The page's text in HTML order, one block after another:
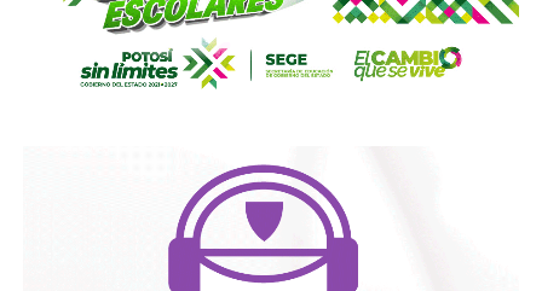
La Fiscalía General de la República informó que estos
operativos forman parte del Plan Estratégico de
Procuración de Justicia 2026-2029
, cuyo objetivo es
Según la institución, el desmantelamiento de estos
centros clandestinos representa un golpe a las
estructuras logísticas y financieras dedicadas al mercado
ilícito de combustibles, una actividad que genera pérdidas